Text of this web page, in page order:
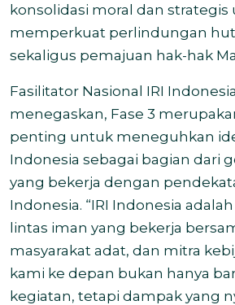
konsolidasi moral dan strategis
memperkuat perlindungan
sekaligus pemajuan hak-hak
Fasilitator Nasional IRI
menegaskan, Fase 3
penting untuk meneguhkan
Indonesia sebagai bagian dari
yang bekerja dengan
Indonesia. “IRI Indonesia
lintas iman yang bekerja
masyarakat adat, dan mitra
kami ke depan bukan hanya
kegiatan, tetapi dampak yang